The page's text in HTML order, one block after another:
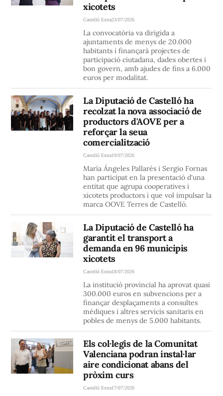
xicotets
Castelló Extra23/07/2026
La convocatòria va dirigida a
ajuntaments de menys de 20.000
habitants i finançarà projectes de
participació ciutadana, dades obertes i
bon govern, amb ajudes de fins a 6.000
euros per modalitat.
La Diputació de Castelló ha
recolzat la nova associació de
productors d'AOVE per a
reforçar la seua
comercialització
Castelló Extra19/07/2026
María Ángeles Pallarés i Sergio Fornas
han participat en la presentació d'una
entitat que agrupa cooperatives i
xicotets productors i que vol impulsar la
marca OOVE Terres de Castelló.
La Diputació de Castelló ha
garantit el transport a
demanda en 96 municipis
xicotets
Castelló Extra18/07/2026
La institució provincial ha aprovat quasi
300.000 euros en subvencions per a
finançar desplaçaments a consultes
mèdiques i altres servicis sanitaris en
pobles de menys de 5.000 habitants.
Els col·legis de la Comunitat
Valenciana podran instal·lar
aire condicionat abans del
pròxim curs
Castelló Extra17/07/2026